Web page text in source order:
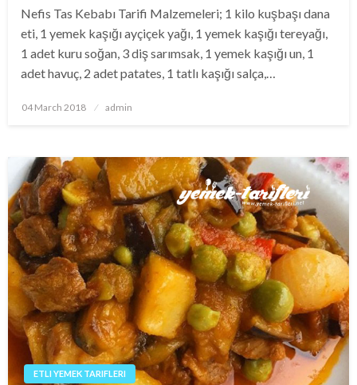
Nefis Tas Kebabı Tarifi Malzemeleri; 1 kilo kuşbaşı dana
eti, 1 yemek kaşığı ayçiçek yağı, 1 yemek kaşığı tereyağı,
1 adet kuru soğan, 3 diş sarımsak, 1 yemek kaşığı un, 1
adet havuç, 2 adet patates, 1 tatlı kaşığı salça,…
Posted
04 March 2018 admin
ETLI YEMEK TARIFLERI